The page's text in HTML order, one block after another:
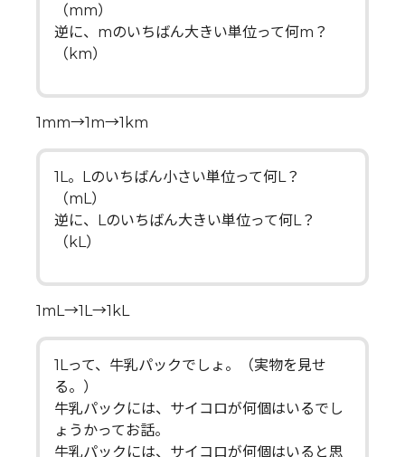
（mm）
逆に、mのいちばん大きい単位って何m？
（km）
1mm→1m→1km
1L。Lのいちばん小さい単位って何L？
（mL）
逆に、Lのいちばん大きい単位って何L？
（kL）
1mL→1L→1kL
1Lって、牛乳パックでしょ。（実物を見せ
る。）
牛乳パックには、サイコロが何個はいるでし
ょうかってお話。
牛乳パックには、サイコロが何個はいると思